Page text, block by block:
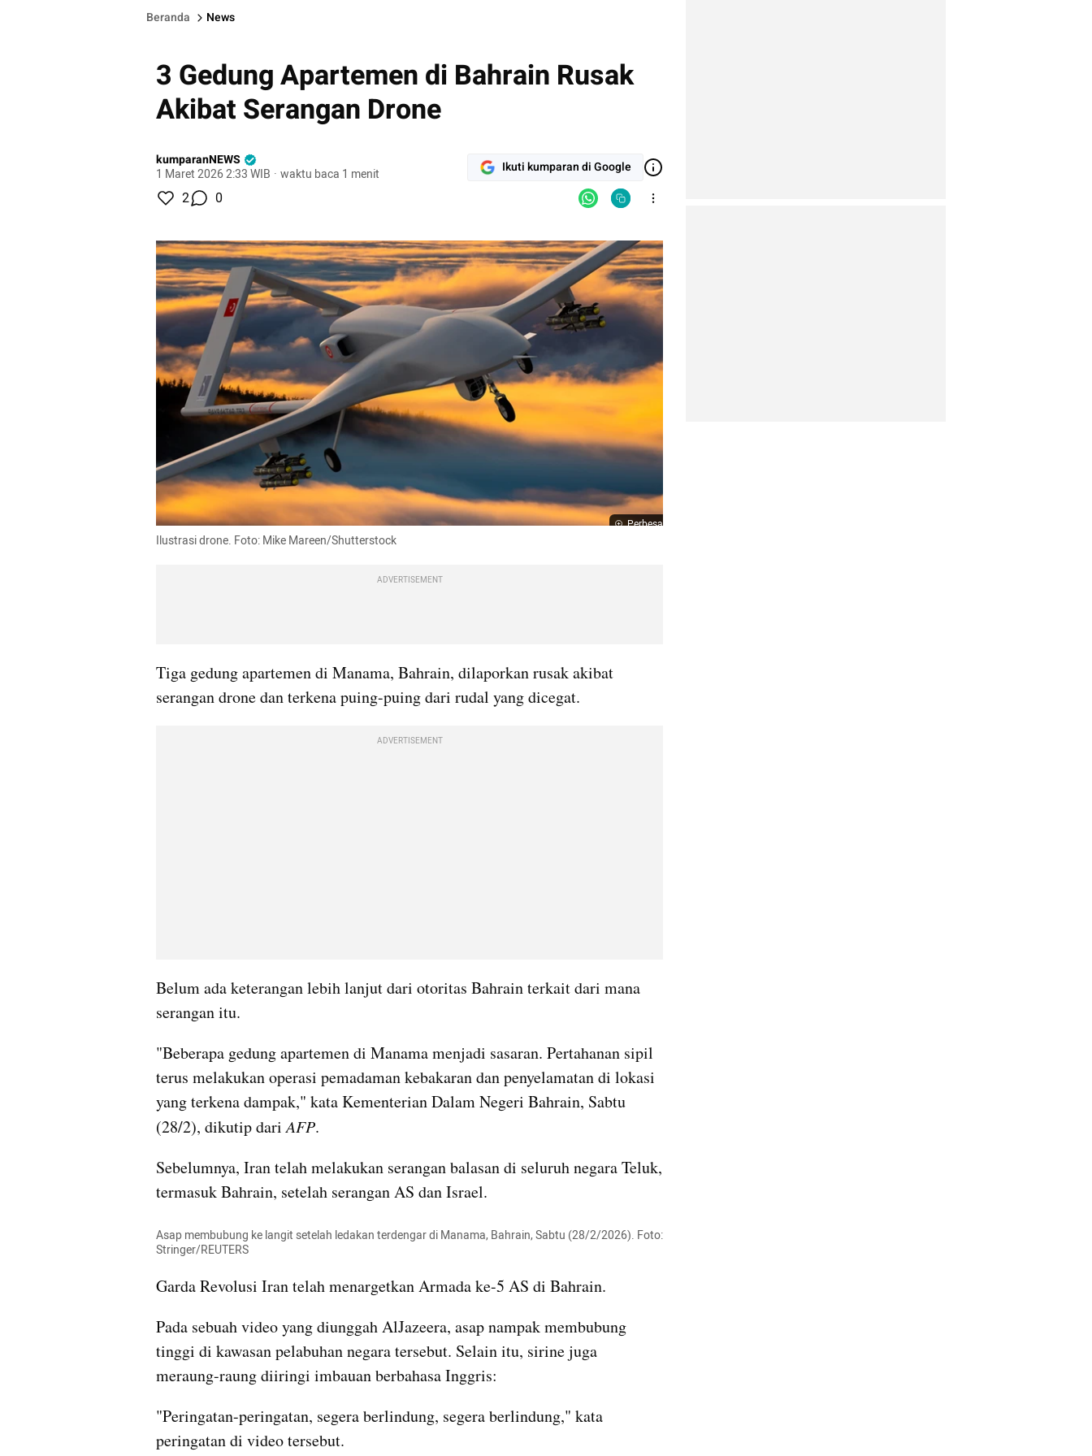
Beranda News
3 Gedung Apartemen di Bahrain Rusak
Akibat Serangan Drone
kumparanNEWS
1 Maret 2026 2:33 WIB · waktu baca 1 menit Ikuti kumparan di Google
2 0
Perbesar
Ilustrasi drone. Foto: Mike Mareen/Shutterstock
ADVERTISEMENT
Tiga gedung apartemen di Manama, Bahrain, dilaporkan rusak akibat
serangan drone dan terkena puing-puing dari rudal yang dicegat.
ADVERTISEMENT
Belum ada keterangan lebih lanjut dari otoritas Bahrain terkait dari mana
serangan itu.
"Beberapa gedung apartemen di Manama menjadi sasaran. Pertahanan sipil
terus melakukan operasi pemadaman kebakaran dan penyelamatan di lokasi
yang terkena dampak," kata Kementerian Dalam Negeri Bahrain, Sabtu
(28/2), dikutip dari AFP.
Sebelumnya, Iran telah melakukan serangan balasan di seluruh negara Teluk,
termasuk Bahrain, setelah serangan AS dan Israel.
Asap membubung ke langit setelah ledakan terdengar di Manama, Bahrain, Sabtu (28/2/2026). Foto:
Stringer/REUTERS
Garda Revolusi Iran telah menargetkan Armada ke-5 AS di Bahrain.
Pada sebuah video yang diunggah AlJazeera, asap nampak membubung
tinggi di kawasan pelabuhan negara tersebut. Selain itu, sirine juga
meraung-raung diiringi imbauan berbahasa Inggris:
"Peringatan-peringatan, segera berlindung, segera berlindung," kata
peringatan di video tersebut.